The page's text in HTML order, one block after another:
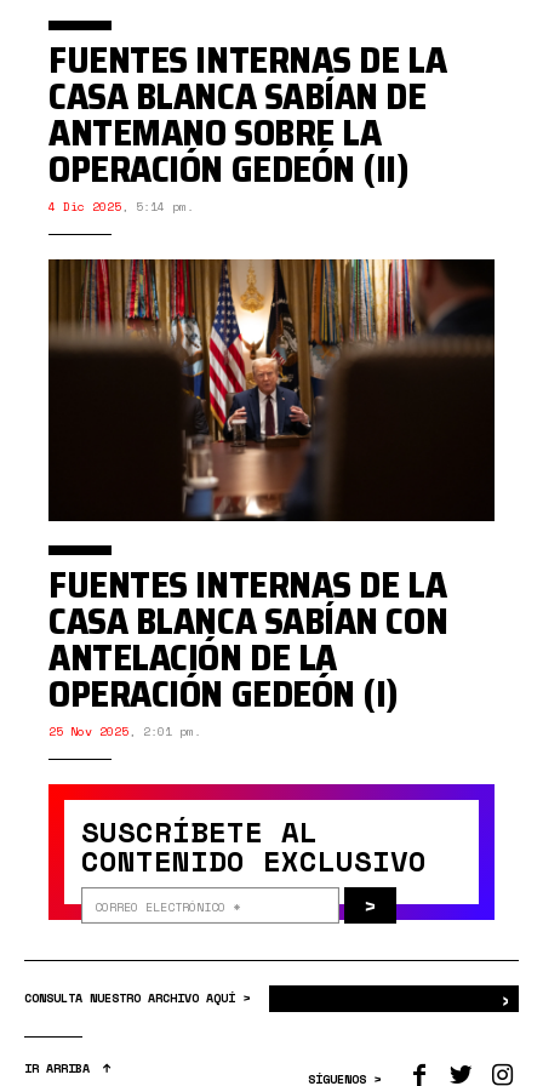
FUENTES INTERNAS DE LA
CASA BLANCA SABÍAN DE
ANTEMANO SOBRE LA
OPERACIÓN GEDEÓN (II)
4 Dic 2025, 5:14 pm.
SUSCRÍBETE AL
CONTENIDO EXCLUSIVO
>
FUENTES INTERNAS DE LA
CASA BLANCA SABÍAN CON
ANTELACIÓN DE LA
OPERACIÓN GEDEÓN (I)
25 Nov 2025, 2:01 pm.
CONSULTA NUESTRO ARCHIVO AQUÍ > ›
IR ARRIBA
SÍGUENOS >